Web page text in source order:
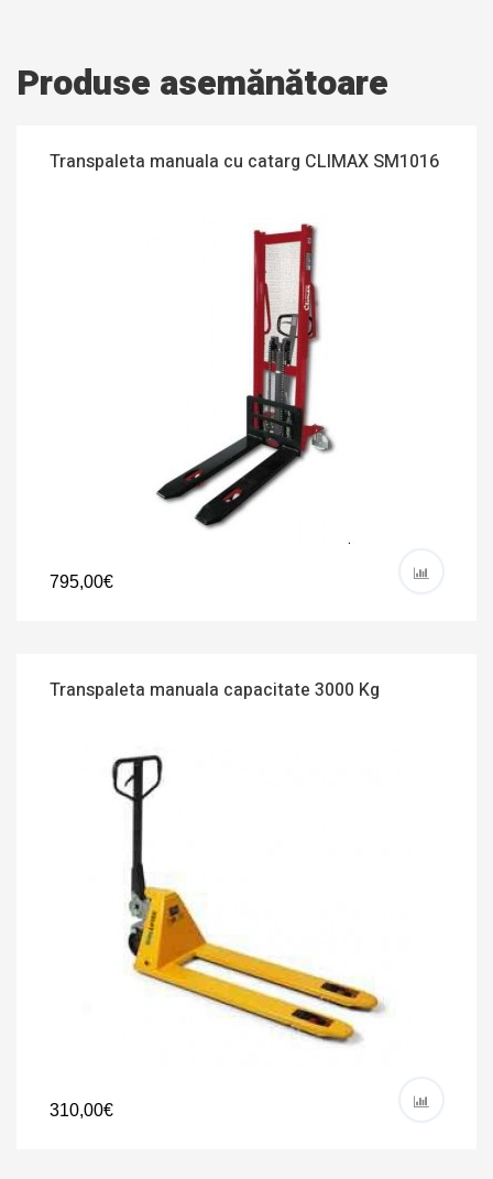
Produse asemănătoare
Transpaleta manuala cu catarg CLIMAX SM1016
795,00€
Transpaleta manuala capacitate 3000 Kg
310,00€